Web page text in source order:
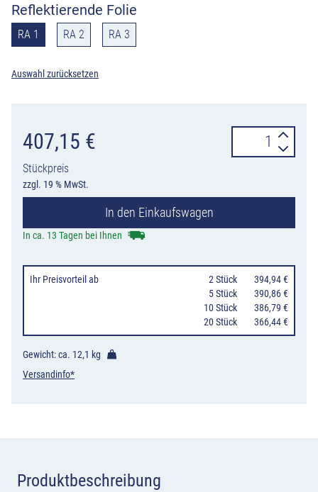
Reflektierende Folie
RA 1 RA 2 RA 3
Auswahl zurücksetzen
407,15 €
Stückpreis
zzgl. 19 % MwSt.
501-
streifig
nach
rechts
Menge
In den Einkaufswagen
In ca. 13 Tagen bei Ihnen
Ihr Preisvorteil ab 2 Stück
394,94 €
5 Stück
390,86 €
10 Stück
386,79 €
20 Stück
366,44 €
Gewicht: ca. 12,1 kg
Versandinfo*
Produktbeschreibung